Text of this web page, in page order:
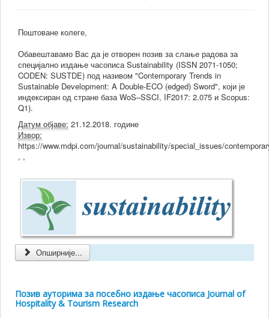
Поштоване колеге,
Обавештавамо Вас да је отворен позив за слање радова за
специјално издање часописа Sustainability (ISSN 2071-1050;
CODEN: SUSTDE) под називом "Contemporary Trends in
Sustainable Development: A Double-ECO (edged) Sword", који је
индексиран од стране база WoS–SSCI, IF2017: 2.075 и Scopus:
Q1).
Датум објаве: 21.12.2018. године
Извор:
https://www.mdpi.com/journal/sustainability/special_issues/
, ,
Опширније...
Позив ауторима за посебно издање часописа Journal of
Hospitality & Tourism Research